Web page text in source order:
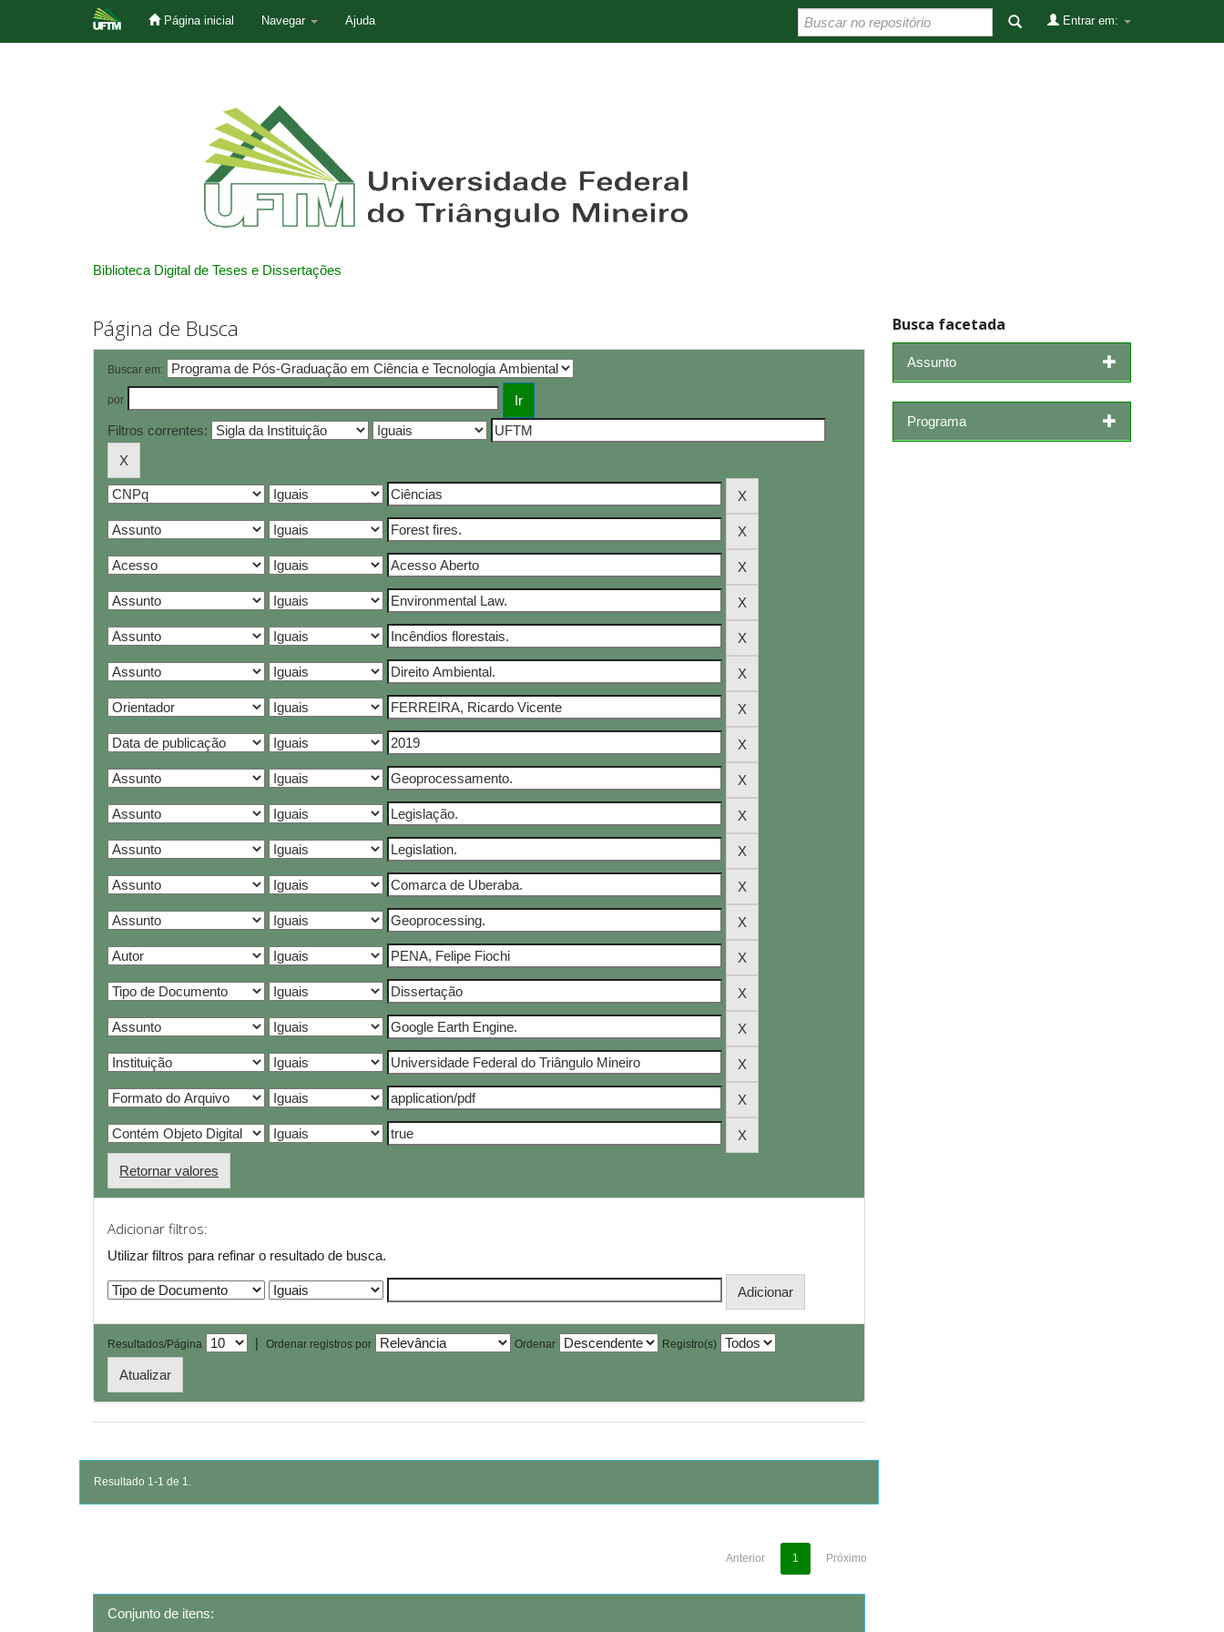
Página inicial Navegar Ajuda Entrar em:
Biblioteca Digital de Teses e Dissertações
Página de Busca
Buscar em:
por
Filtros correntes:
Retornar valores
Adicionar filtros:
Utilizar filtros para refinar o resultado de busca.
Resultados/Página | Ordenar registros por Ordenar Registro(s)
Resultado 1-1 de 1.
Anterior 1 Próximo
Conjunto de itens:
Busca facetada
Assunto
Programa